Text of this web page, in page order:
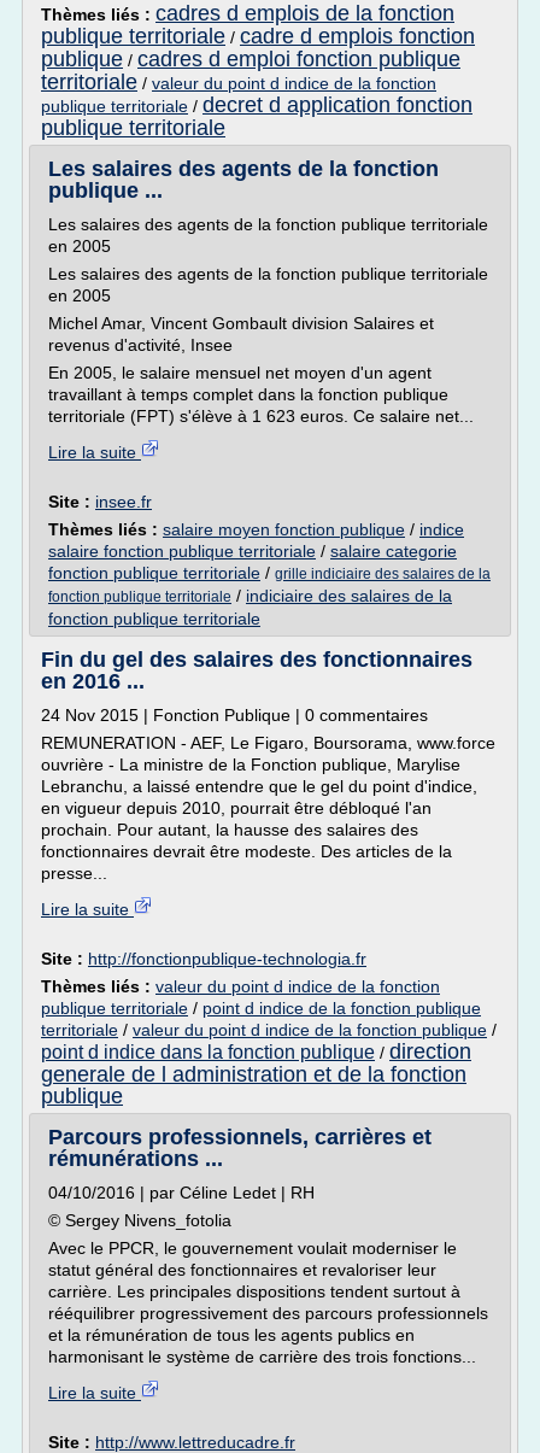
Thèmes liés : cadres d emplois de la fonction
publique territoriale / cadre d emplois fonction
publique / cadres d emploi fonction publique
territoriale / valeur du point d indice de la fonction
publique territoriale / decret d application fonction
publique territoriale
Les salaires des agents de la fonction
publique ...
Les salaires des agents de la fonction publique territoriale
en 2005
Les salaires des agents de la fonction publique territoriale
en 2005
Michel Amar, Vincent Gombault division Salaires et
revenus d'activité, Insee
En 2005, le salaire mensuel net moyen d'un agent
travaillant à temps complet dans la fonction publique
territoriale (FPT) s'élève à 1 623 euros. Ce salaire net...
Lire la suite
Site : insee.fr
Thèmes liés : salaire moyen fonction publique / indice
salaire fonction publique territoriale / salaire categorie
fonction publique territoriale / grille indiciaire des salaires de la
fonction publique territoriale / indiciaire des salaires de la
fonction publique territoriale
Fin du gel des salaires des fonctionnaires
en 2016 ...
24 Nov 2015 | Fonction Publique | 0 commentaires
REMUNERATION - AEF, Le Figaro, Boursorama, www.force
ouvrière - La ministre de la Fonction publique, Marylise
Lebranchu, a laissé entendre que le gel du point d'indice,
en vigueur depuis 2010, pourrait être débloqué l'an
prochain. Pour autant, la hausse des salaires des
fonctionnaires devrait être modeste. Des articles de la
presse...
Lire la suite
Site : http://fonctionpublique-technologia.fr
Thèmes liés : valeur du point d indice de la fonction
publique territoriale / point d indice de la fonction publique
territoriale / valeur du point d indice de la fonction publique /
point d indice dans la fonction publique / direction
generale de l administration et de la fonction
publique
Parcours professionnels, carrières et
rémunérations ...
04/10/2016 | par Céline Ledet | RH
© Sergey Nivens_fotolia
Avec le PPCR, le gouvernement voulait moderniser le
statut général des fonctionnaires et revaloriser leur
carrière. Les principales dispositions tendent surtout à
rééquilibrer progressivement des parcours professionnels
et la rémunération de tous les agents publics en
harmonisant le système de carrière des trois fonctions...
Lire la suite
Site : http://www.lettreducadre.fr